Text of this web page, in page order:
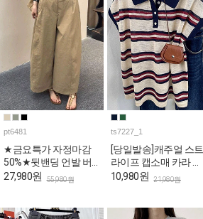
pt6481
★금요특가 자정마감
50%★뒷밴딩 언발 버
튼 와이드 코튼 팬츠
27,980원 55,980원
ts7227_1
[당일발송]캐주얼 스트
라이프 캡소매 카라 티
셔츠
10,980원 21,980원